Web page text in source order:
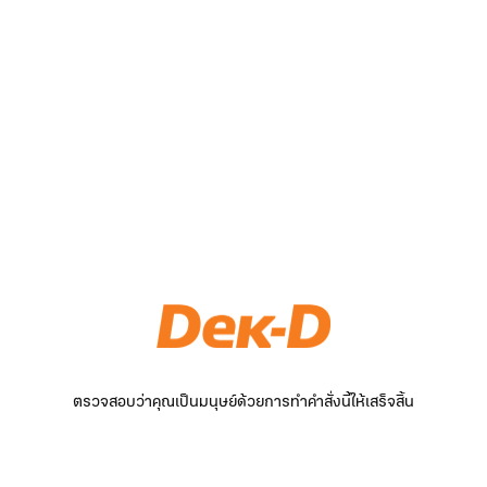
ตรวจสอบว่าคุณเป็นมนุษย์ด้วยการทำคำสั่งนี้ให้เสร็จสิ้น